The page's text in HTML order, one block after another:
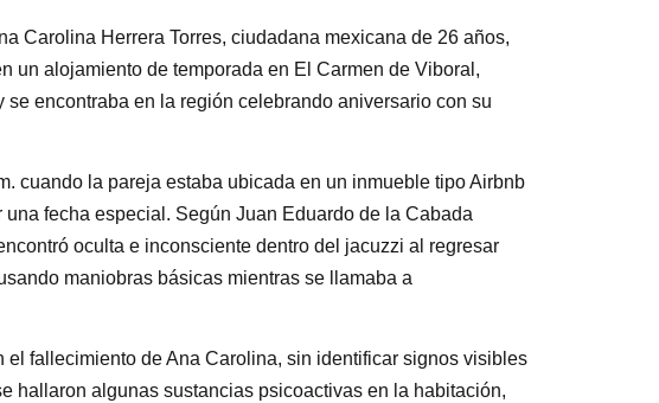
Carolina Herrera Torres, ciudadana mexicana de 26 años,
un alojamiento de temporada en El Carmen de Viboral,
encontraba en la región celebrando aniversario con su
cuando la pareja estaba ubicada en un inmueble tipo Airbnb
fecha especial. Según Juan Eduardo de la Cabada
oculta e inconsciente dentro del jacuzzi al regresar
maniobras básicas mientras se llamaba a
fallecimiento de Ana Carolina, sin identificar signos visibles
hallaron algunas sustancias psicoactivas en la habitación,